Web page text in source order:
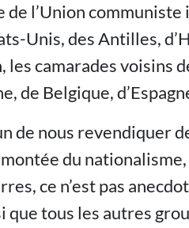
l’Union
Unis, des Antilles,
les camarades voisins
de Belgique,
de nous revendiquer
du
ce n’est pas
que tous les autres